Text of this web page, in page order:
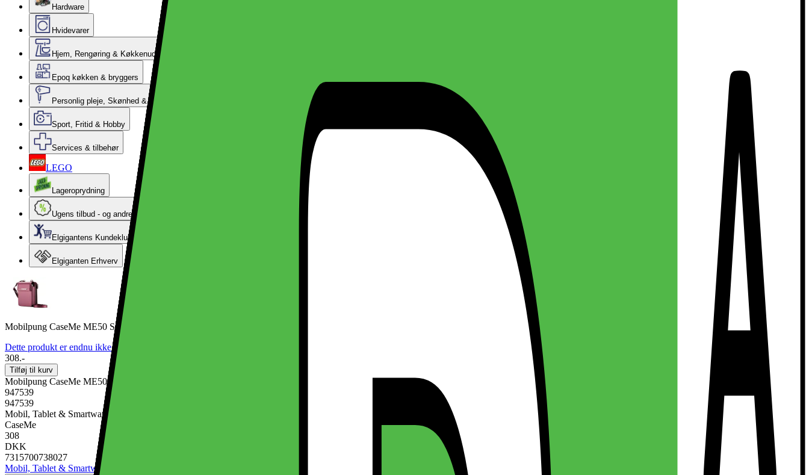
Hardware
Hvidevarer
Hjem, Rengøring & Køkkenudstyr
Epoq køkken & bryggers
Personlig pleje, Skønhed & Velvære
Sport, Fritid & Hobby
Services & tilbehør
LEGO
Lageroprydning
Ugens tilbud - og andre gode priser
Elgigantens Kundeklub
Elgiganten Erhverv
Mobilpung CaseMe ME50 Samsung Galaxy Z Fold 7 - Dragon Fruit
Dette produkt er endnu ikke blevet bedømt.
308.-
Tilføj til kurv
Mobilpung CaseMe ME50 Samsung Galaxy Z Fold 7 - Dragon Fruit
947539
947539
Mobil, Tablet & Smartwatch, Mobiltilbehør, Mobilcovers
CaseMe
308
DKK
7315700738027
Mobil, Tablet & Smartwatch